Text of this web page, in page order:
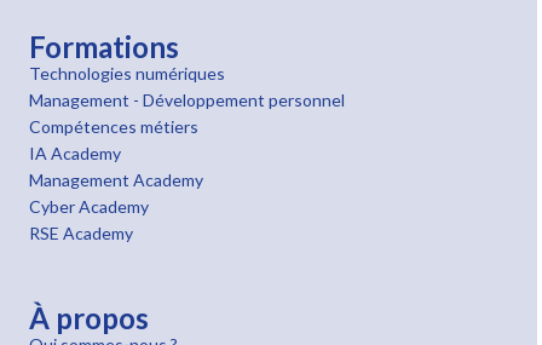
Formations
Technologies numériques
Management - Développement personnel
Compétences métiers
IA Academy
Management Academy
Cyber Academy
RSE Academy
À propos